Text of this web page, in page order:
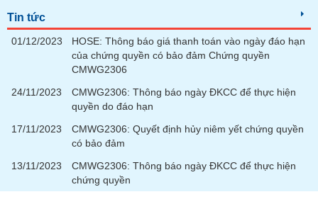
Tin tức
01/12/2023
HOSE: Thông báo giá thanh toán vào ngày đáo hạn
của chứng quyền có bảo đảm Chứng quyền
CMWG2306
24/11/2023
CMWG2306: Thông báo ngày ĐKCC để thực hiện
quyền do đáo hạn
17/11/2023
CMWG2306: Quyết định hủy niêm yết chứng quyền
có bảo đảm
13/11/2023
CMWG2306: Thông báo ngày ĐKCC để thực hiện
chứng quyền
chính